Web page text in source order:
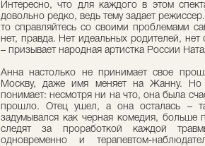
Интересно, что для каждого в этом
довольно редко, ведь тему задает
то справляйтесь со своими проблемами
нет, правда. Нет идеальных родителей,
– призывает народная артистка России
Анна настолько не принимает свое
Москву, даже имя меняет на Жанну. Но
понимает: несмотря ни на что, она была
прошло. Отец ушел, а она осталась –
задумывался как черная комедия, больше
следят за проработкой каждой
одновременно и терапевтом-